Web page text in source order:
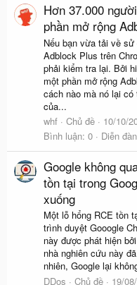
Hơn 37.000
phần mở rộng
Nếu bạn vừa tải về sử
Adblock Plus trên
phải kiểm tra lại. Bởi
một phần mở rộng
cách nào mà nó lại
của...
whf
Chủ đề 10/10/
Bình luận: 0 Diễn
Google không
tồn tại trong
xuống
Một lỗ hổng RCE tồn
trình duyệt Gooogle
này được phát hiện
nhà nghiên cứu này
nhiên, Google lại
DDos
Chủ đề 19/